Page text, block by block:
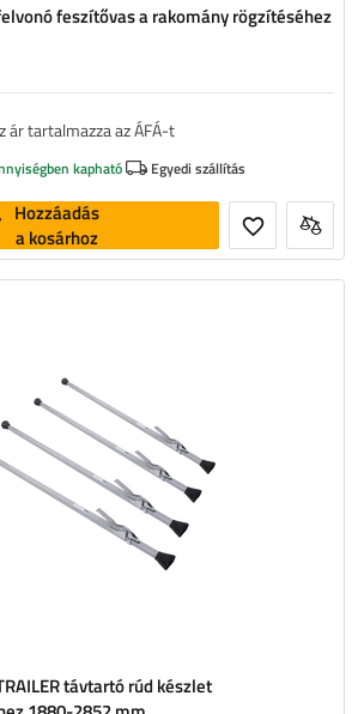
feszítővas a rakomány rögzítéséhez
ár tartalmazza az ÁFÁ-t
kapható Egyedi szállítás
Hozzáadás
a kosárhoz
távtartó rúd készlet